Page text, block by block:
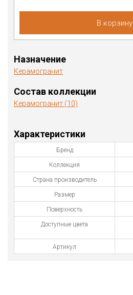
В корзину
Назначение
Керамогранит
Состав коллекции
Керамогранит (10)
Характеристики
Бренд
Коллекция
Страна производитель
Размер
Поверхность
Доступные цвета
Артикул